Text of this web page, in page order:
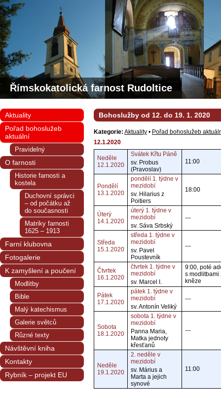
Římskokatolická farnost Rudoltice
Bohoslužby od 12. do 19. 1. 2020
Kategorie: Aktuality • Pořad bohoslužeb
12.1.2020
Neděle
12.1.2020
Svátek Křtu Páně
sv. Probus
(Pravoslav)
11:00
Pondělí
13.1.2020
pondělí 1. týdne v
mezidobí
sv. Hilarius z
Poitiers
18:00
Úterý
14.1.2020
úterý 1. týdne v
mezidobí
sv. Sáva Srbský
---
Středa
15.1.2020
středa 1. týdne v
mezidobí
sv. Pavel
Poustevník
---
Čtvrtek
16.1.2020
čtvrtek 1. týdne v
mezidobí
sv. Marcel I.
9:00, poté
s modlitbami
kněze
Pátek
17.1.2020
pátek 1. týdne v
mezidobí
sv. Antonín Veliký
---
Sobota
18.1.2020
sobota 1. týdne v
mezidobí
Panna Maria,
Matka jednoty
křesťanů
---
Neděle
19.1.2020
2. neděle v
mezidobí
sv. Márius a
Marta a jejich
synové
11:00
Aktuality
Pořad bohoslužeb
aktuální
Pravidelný
O farnosti
Historie farnosti a
kostela
Duchovní správci
– od počátku až
do současnosti
Matriky farnosti
1625 – 1913
Farní klubovna
Fotogalerie
K zamyšlení a poučení
Modlitby
Bible
Malý katechismus
Galerie světců
Různé texty
Návštěvní kniha
Kontakty
Rybník – projekt EU